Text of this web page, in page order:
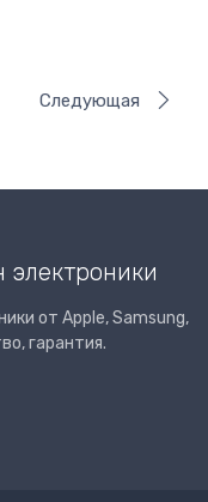
Следующая
электроники
от Apple, Samsung,
гарантия.